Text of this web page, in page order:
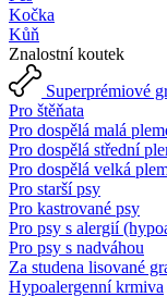
Kočka
Kůň
Znalostní koutek
Superprémiové
Pro štěňata
Pro dospělá malá
Pro dospělá střední
Pro dospělá velká
Pro starší psy
Pro kastrované psy
Pro psy s alergií
Pro psy s nadváhou
Za studena lisované
Hypoalergenní krmiva